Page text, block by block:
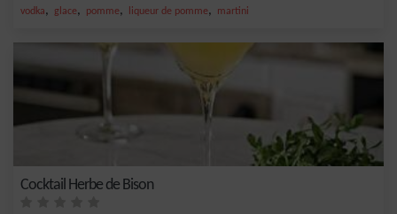
vodka, glace, pomme, liqueur de pomme, martini
Cocktail Herbe de Bison